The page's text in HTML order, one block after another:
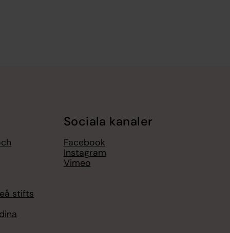
stifts
Sociala kanaler
Facebook
Instagram
Vimeo